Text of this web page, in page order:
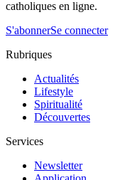
catholiques en ligne.
S'abonnerSe connecter
Rubriques
Actualités
Lifestyle
Spiritualité
Découvertes
Services
Newsletter